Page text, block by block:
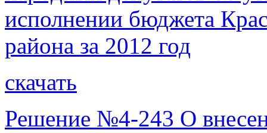
исполнении бюджета
района за 2012 год
скачать
Решение №4-243 О